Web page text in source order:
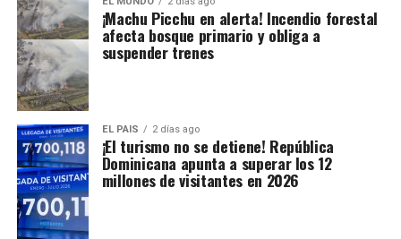
¡Machu Picchu en alerta! Incendio forestal
afecta bosque primario y obliga a
suspender trenes
EL PAIS 2 días ago
¡El turismo no se detiene! República
Dominicana apunta a superar los 12
millones de visitantes en 2026